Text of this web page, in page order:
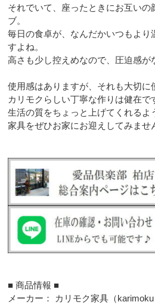
それでいて、座ったときにお互いの
ブ。
毎日の食卓が、なんだかいつもよ
すよね。
高さも少し控えめなので、圧迫感が
使用感はありますが、それも大切に
カリモクらしい丁寧な作りは健在で
生活の質をちょっと上げてくれるよ
家具をぜひお家にお迎えしてみませ
■ 商品情報 ■
メーカー： カリモク家具（karimoku